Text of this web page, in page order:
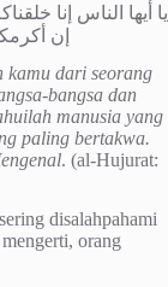
يا أيها الناس إنا
إن
kamu dari seorang
bangsa dan
manusia yang
paling bertakwa.
. (al-Hujurat:
disalahpahami
orang